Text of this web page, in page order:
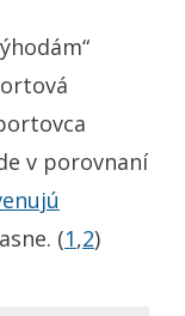
v porovnaní
(1,2)